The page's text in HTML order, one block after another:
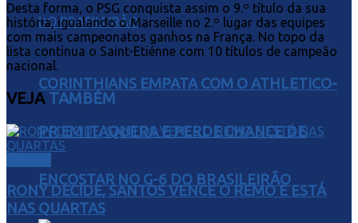
CORINTHIANS EMPATA COM O ATHLETICO-
PR EM ITAQUERA E PERDE CHANCE DE
ENCOSTAR NO G-6 DO BRASILEIRÃO
Desta forma, o PSG conquista assim o 9.º título da sua
história, igualando o Marseille no 2.º lugar das equipes
com mais campeonatos ganhos na França. No topo da
lista continua o Saint-Etiénne com 10 títulos de campeão
nacional.
VEJATAMBÉM
RONY DECIDE, SANTOS VENCE O REMO E ESTÁ
NAS QUARTAS